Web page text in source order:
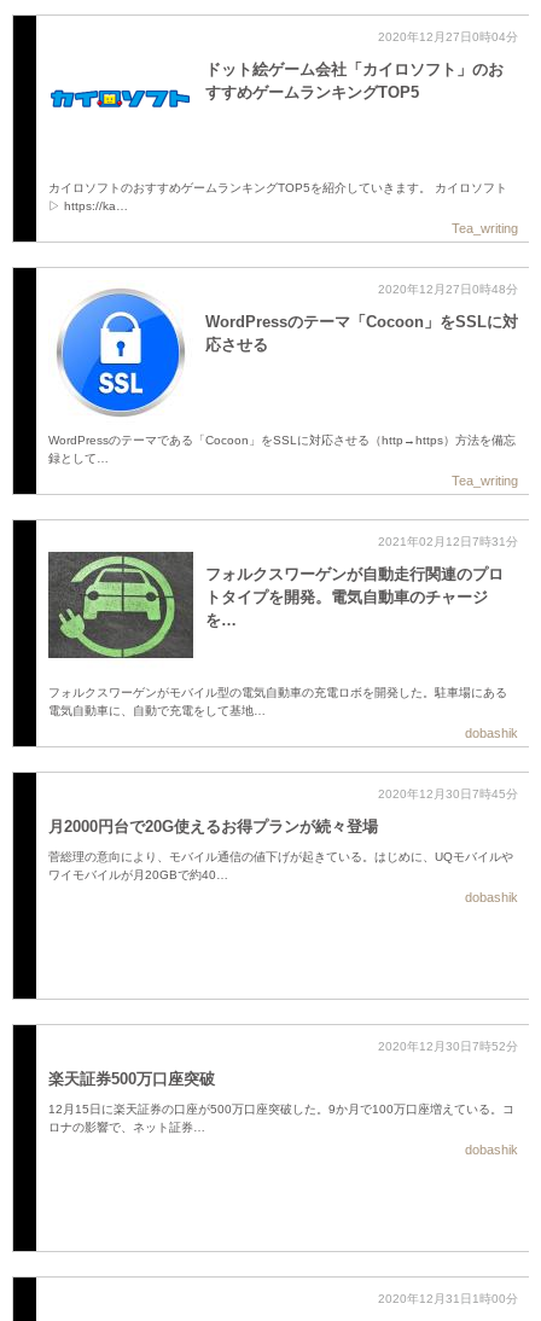
2020年12月27日0時04分
ドット絵ゲーム会社「カイロソフト」のお
すすめゲームランキングTOP5
カイロソフトのおすすめゲームランキングTOP5を紹介していきます。 カイロソフト
▷ https://ka…
Tea_writing
2020年12月27日0時48分
WordPressのテーマ「Cocoon」をSSLに対
応させる
WordPressのテーマである「Cocoon」をSSLに対応させる（http→https）方法を備忘
録として…
Tea_writing
2021年02月12日7時31分
フォルクスワーゲンが自動走行関連のプロ
トタイプを開発。電気自動車のチャージ
を…
フォルクスワーゲンがモバイル型の電気自動車の充電ロボを開発した。駐車場にある
電気自動車に、自動で充電をして基地…
dobashik
2020年12月30日7時45分
月2000円台で20G使えるお得プランが続々登場
菅総理の意向により、モバイル通信の値下げが起きている。はじめに、UQモバイルや
ワイモバイルが月20GBで約40…
dobashik
2020年12月30日7時52分
楽天証券500万口座突破
12月15日に楽天証券の口座が500万口座突破した。9か月で100万口座増えている。コ
ロナの影響で、ネット証券…
dobashik
2020年12月31日1時00分